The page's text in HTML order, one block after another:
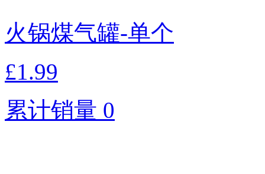
火锅煤气罐-单个
£1.99
累计销量 0